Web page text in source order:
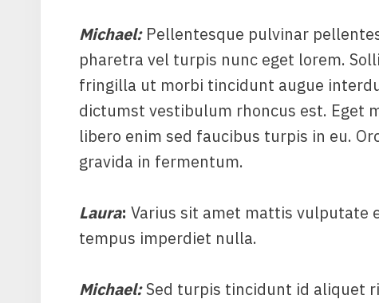
Michael:Pellentesque pulvinar
pharetra vel turpis nunc eget lorem.
fringilla ut morbi tincidunt augue
dictumst vestibulum rhoncus est. Eget
libero enim sed faucibus turpis in eu.
gravida in fermentum.
Laura: Varius sit amet mattis vulputate
tempus imperdiet nulla.
Michael:Sed turpis tincidunt id aliquet